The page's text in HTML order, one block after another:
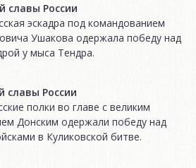
славы России
эскадра под командованием
Ушакова одержала победу над
у мыса Тендра.
славы России
полки во главе с великим
Донским одержали победу над
в Куликовской битве.